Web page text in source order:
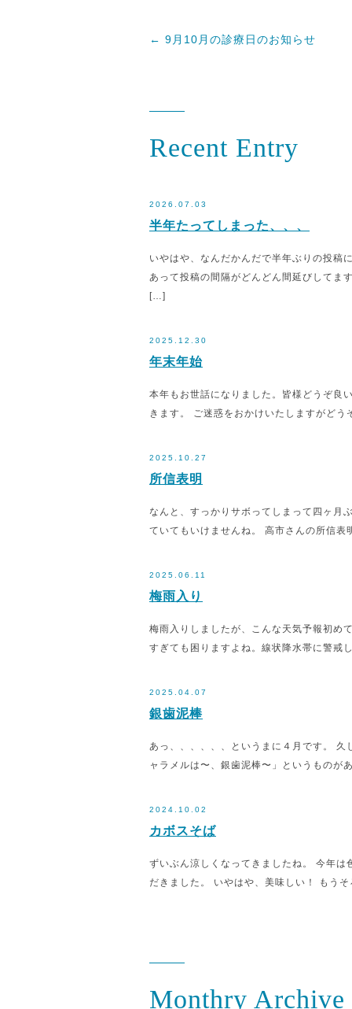
← 9月10月の診療日のお知らせ
Recent Entry
2026.07.03
半年たってしまった、、、
いやはや、なんだかんだで半年ぶりの投稿
あって投稿の間隔がどんどん間延びしてま
[…]
2025.12.30
年末年始
本年もお世話になりました。皆様どうぞ
きます。 ご迷惑をおかけいたしますがど
2025.10.27
所信表明
なんと、すっかりサボってしまって四ヶ月
ていてもいけませんね。 高市さんの所信
2025.06.11
梅雨入り
梅雨入りしましたが、こんな天気予報初め
すぎても困りますよね。線状降水帯に警戒
2025.04.07
銀歯泥棒
あっ、、、、、、というまに４月です。
ャラメルは〜、銀歯泥棒〜」というもの
2024.10.02
カボスそば
ずいぶん涼しくなってきましたね。 今年
だきました。 いやはや、美味しい！ もう
Monthry Archive